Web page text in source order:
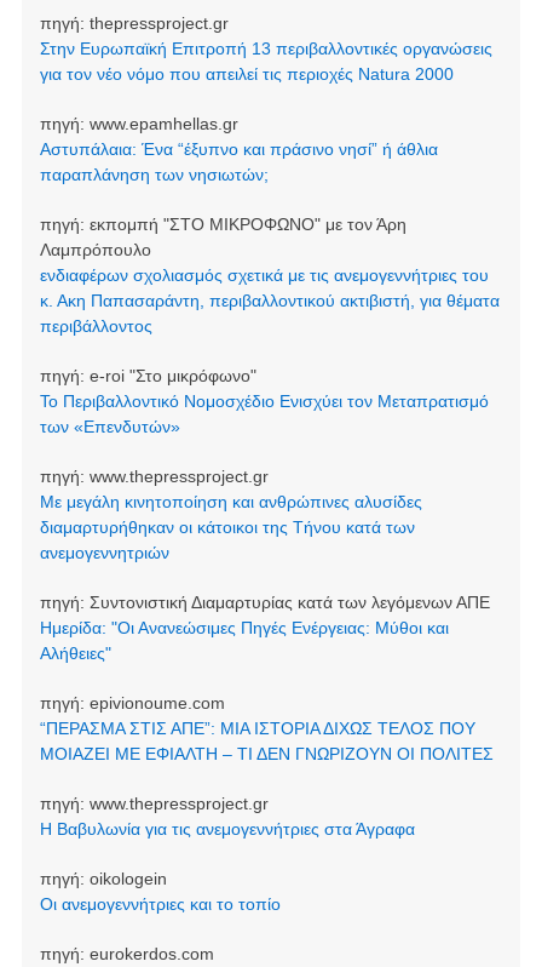
πηγή: thepressproject.gr
Στην Ευρωπαϊκή Επιτροπή 13 περιβαλλοντικές οργανώσεις
για τον νέο νόμο που απειλεί τις περιοχές Natura 2000
πηγή: www.epamhellas.gr
Αστυπάλαια: Ένα “έξυπνο και πράσινο νησί” ή άθλια
παραπλάνηση των νησιωτών;
πηγή: εκπομπή "ΣΤΟ ΜΙΚΡΟΦΩΝΟ" με τον Άρη
Λαμπρόπουλο
ενδιαφέρων σχολιασμός σχετικά με τις ανεμογεννήτριες του
κ. Ακη Παπασαράντη, περιβαλλοντικού ακτιβιστή, για θέματα
περιβάλλοντος
πηγή: e-roi "Στο μικρόφωνο"
Το Περιβαλλοντικό Νομοσχέδιο Ενισχύει τον Μεταπρατισμό
των «Επενδυτών»
πηγή: www.thepressproject.gr
Με μεγάλη κινητοποίηση και ανθρώπινες αλυσίδες
διαμαρτυρήθηκαν οι κάτοικοι της Τήνου κατά των
ανεμογεννητριών
πηγή: Συντονιστική Διαμαρτυρίας κατά των λεγόμενων ΑΠΕ
Ημερίδα: "Οι Ανανεώσιμες Πηγές Ενέργειας: Μύθοι και
Αλήθειες"
πηγή: epivionoume.com
“ΠΕΡΑΣΜΑ ΣΤΙΣ ΑΠΕ”: ΜΙΑ ΙΣΤΟΡΙΑ ΔΙΧΩΣ ΤΕΛΟΣ ΠΟΥ
ΜΟΙΑΖΕΙ ΜΕ ΕΦΙΑΛΤΗ – ΤΙ ΔΕΝ ΓΝΩΡΙΖΟΥΝ ΟΙ ΠΟΛΙΤΕΣ
πηγή: www.thepressproject.gr
Η Βαβυλωνία για τις ανεμογεννήτριες στα Άγραφα
πηγή: oikologein
Οι ανεμογεννήτριες και το τοπίο
πηγή: eurokerdos.com